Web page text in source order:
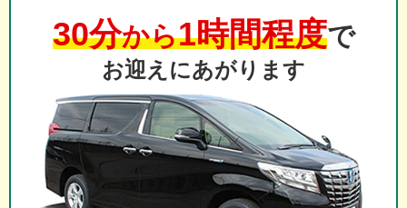
30分から1時間程度で
お迎えにあがります